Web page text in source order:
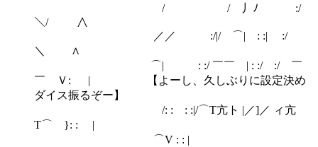
/ / 丿ﾉ :/
＼/ ∧
／／ :/|/ ⌒| : :| :/
＼ ∧
⌒| : :/ ￣￣ | : :/ :/ ￣
￣ Ｖ: | 【よーし、久しぶりに設定決め
ダイス振るぞー】
/: : : :|/⌒T亢ト |／]／ ィ亢
T⌒ }: : |
⌒V : : |